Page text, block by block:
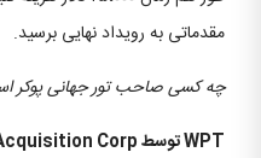
مقدماتی به رویداد نهایی برسید.
چه کسی صاحب تور جهانی پوکر